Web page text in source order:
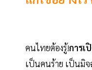
คนไทยต้องรู้!การเ
เป็นคนร้าย เป็นมิ